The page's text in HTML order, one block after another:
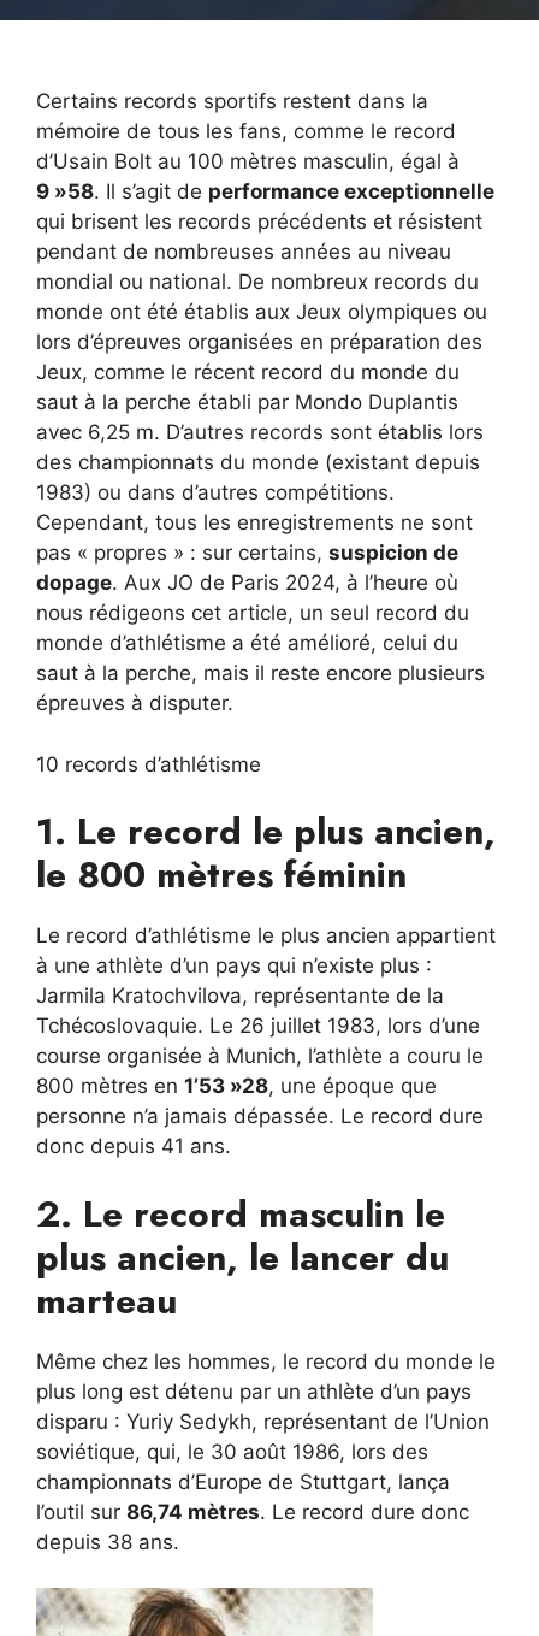
Certains records sportifs restent dans la
mémoire de tous les fans, comme le record
d’Usain Bolt au 100 mètres masculin, égal à
9 »58. Il s’agit de performance exceptionnelle
qui brisent les records précédents et résistent
pendant de nombreuses années au niveau
mondial ou national. De nombreux records du
monde ont été établis aux Jeux olympiques ou
lors d’épreuves organisées en préparation des
Jeux, comme le récent record du monde du
saut à la perche établi par Mondo Duplantis
avec 6,25 m. D’autres records sont établis lors
des championnats du monde (existant depuis
1983) ou dans d’autres compétitions.
Cependant, tous les enregistrements ne sont
pas « propres » : sur certains, suspicion de
dopage. Aux JO de Paris 2024, à l’heure où
nous rédigeons cet article, un seul record du
monde d’athlétisme a été amélioré, celui du
saut à la perche, mais il reste encore plusieurs
épreuves à disputer.
10 records d’athlétisme
1. Le record le plus ancien,
le 800 mètres féminin
Le record d’athlétisme le plus ancien appartient
à une athlète d’un pays qui n’existe plus :
Jarmila Kratochvilova, représentante de la
Tchécoslovaquie. Le 26 juillet 1983, lors d’une
course organisée à Munich, l’athlète a couru le
800 mètres en 1’53 »28, une époque que
personne n’a jamais dépassée. Le record dure
donc depuis 41 ans.
2. Le record masculin le
plus ancien, le lancer du
marteau
Même chez les hommes, le record du monde le
plus long est détenu par un athlète d’un pays
disparu : Yuriy Sedykh, représentant de l’Union
soviétique, qui, le 30 août 1986, lors des
championnats d’Europe de Stuttgart, lança
l’outil sur 86,74 mètres. Le record dure donc
depuis 38 ans.